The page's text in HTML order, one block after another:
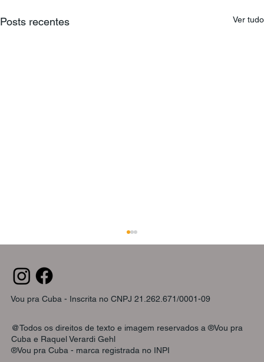
Posts recentes Ver tudo
Vou pra Cuba - Inscrita no CNPJ 21.262.671/0001-09
@Todos os direitos de texto e imagem reservados a ®Vou pra
Cuba e Raquel Verardi Gehl
®Vou pra Cuba - marca registrada no INPI